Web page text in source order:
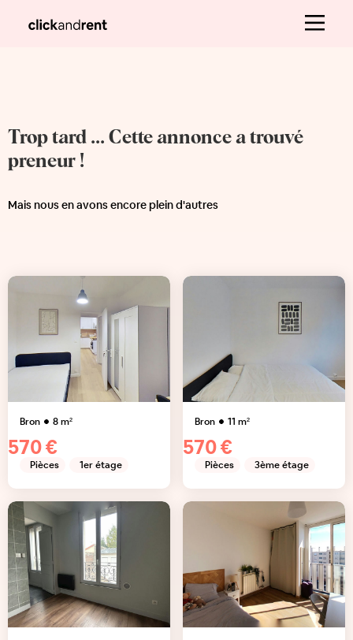
Trop tard ... Cette annonce a trouvé
preneur !
Mais nous en avons encore plein d'autres
Bron 8m²
570 €
Pièces 1er étage
Bron 11 m²
570 €
Pièces 3ème étage